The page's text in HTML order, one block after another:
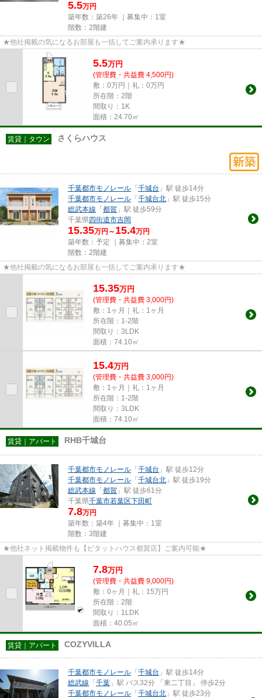
5.5万円
築年数：築26年 ｜募集中： 1室
階数：2階建
★他社掲載の気になるお部屋も一括してご案内承ります★
5.5万円
(管理費・共益費 4,500円)
敷：0万円｜礼：0万円
所在階：2階
間取り：1K
面積：24.70㎡
賃貸｜タウン さくらハウス
千葉都市モノレール 「 千城台 」駅 徒歩14分
千葉都市モノレール 「 千城台北 」駅 徒歩15分
総武本線 「 都賀 」駅 徒歩59分
千葉県四街道市吉岡
15.35万円～ 15.4万円
築年数：予定 ｜募集中： 2室
階数：2階建
★他社掲載の気になるお部屋も一括してご案内承ります★
15.35万円
(管理費・共益費 3,000円)
敷：1ヶ月｜礼：1ヶ月
所在階：1-2階
間取り：3LDK
面積：74.10㎡
15.4万円
(管理費・共益費 3,000円)
敷：1ヶ月｜礼：1ヶ月
所在階：1-2階
間取り：3LDK
面積：74.10㎡
賃貸｜アパート RHB千城台
千葉都市モノレール 「 千城台 」駅 徒歩12分
千葉都市モノレール 「 千城台北 」駅 徒歩19分
総武本線 「 都賀 」駅 徒歩61分
千葉県千葉市若葉区下田町
7.8万円
築年数：築4年 ｜募集中： 1室
階数：3階建
★他社ネット掲載物件も【ピタットハウス都賀店】ご案内可能★
7.8万円
(管理費・共益費 9,000円)
敷：0ヶ月｜礼：15万円
所在階：2階
間取り：1LDK
面積：40.05㎡
賃貸｜アパート COZYVILLA
千葉都市モノレール 「 千城台 」駅 徒歩14分
総武線 「 千葉 」駅 バス32分 「東二丁目」 停歩2分
千葉都市モノレール 「 千城台北 」駅 徒歩23分